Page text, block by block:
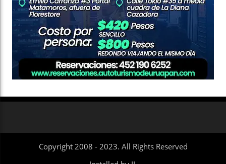
Copyright 2008 - 2023. All Rights Reserved